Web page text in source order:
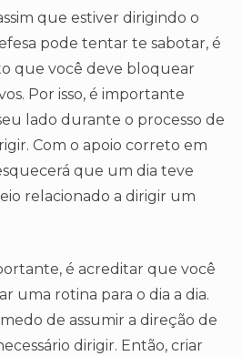
que estiver dirigindo o
pode tentar te sabotar, é
que você deve bloquear
Por isso, é importante
lado durante o processo de
Com o apoio correto em
que um dia teve
relacionado a dirigir um
é acreditar que você
uma rotina para o dia a dia.
de assumir a direção de
dirigir. Então, criar